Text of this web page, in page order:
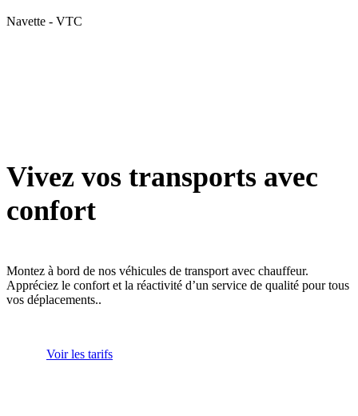
Navette - VTC
Vivez vos transports avec
confort
Montez à bord de nos véhicules de transport avec chauffeur.
Appréciez le confort et la réactivité d’un service de qualité pour tous
vos déplacements..
Voir les tarifs